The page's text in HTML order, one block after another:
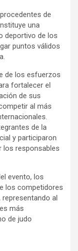
de
una
deportivo de los
puntos válidos
de los esfuerzos
fortalecer el
de sus
al más
de la
y participaron
los responsables
evento, los
los competidores
al
más
de judo